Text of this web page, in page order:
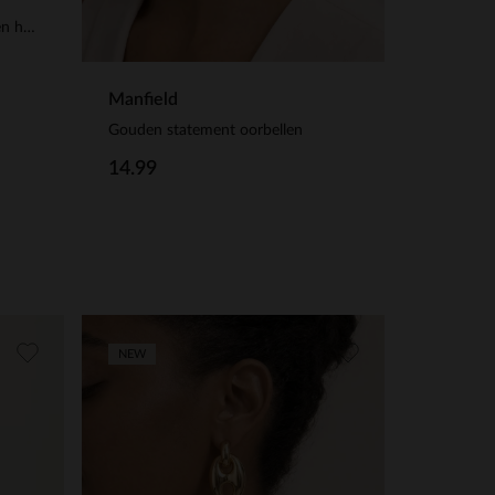
Bruine kralenketting met gouden hartje
Manfield
Gouden statement oorbellen
14.99